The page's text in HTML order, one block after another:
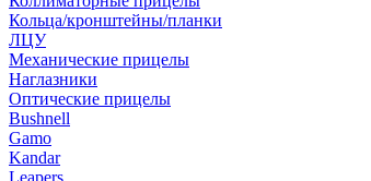
Кольца/кронштейны/планки
ЛЦУ
Механические прицелы
Наглазники
Оптические прицелы
Bushnell
Gamo
Kandar
Leapers